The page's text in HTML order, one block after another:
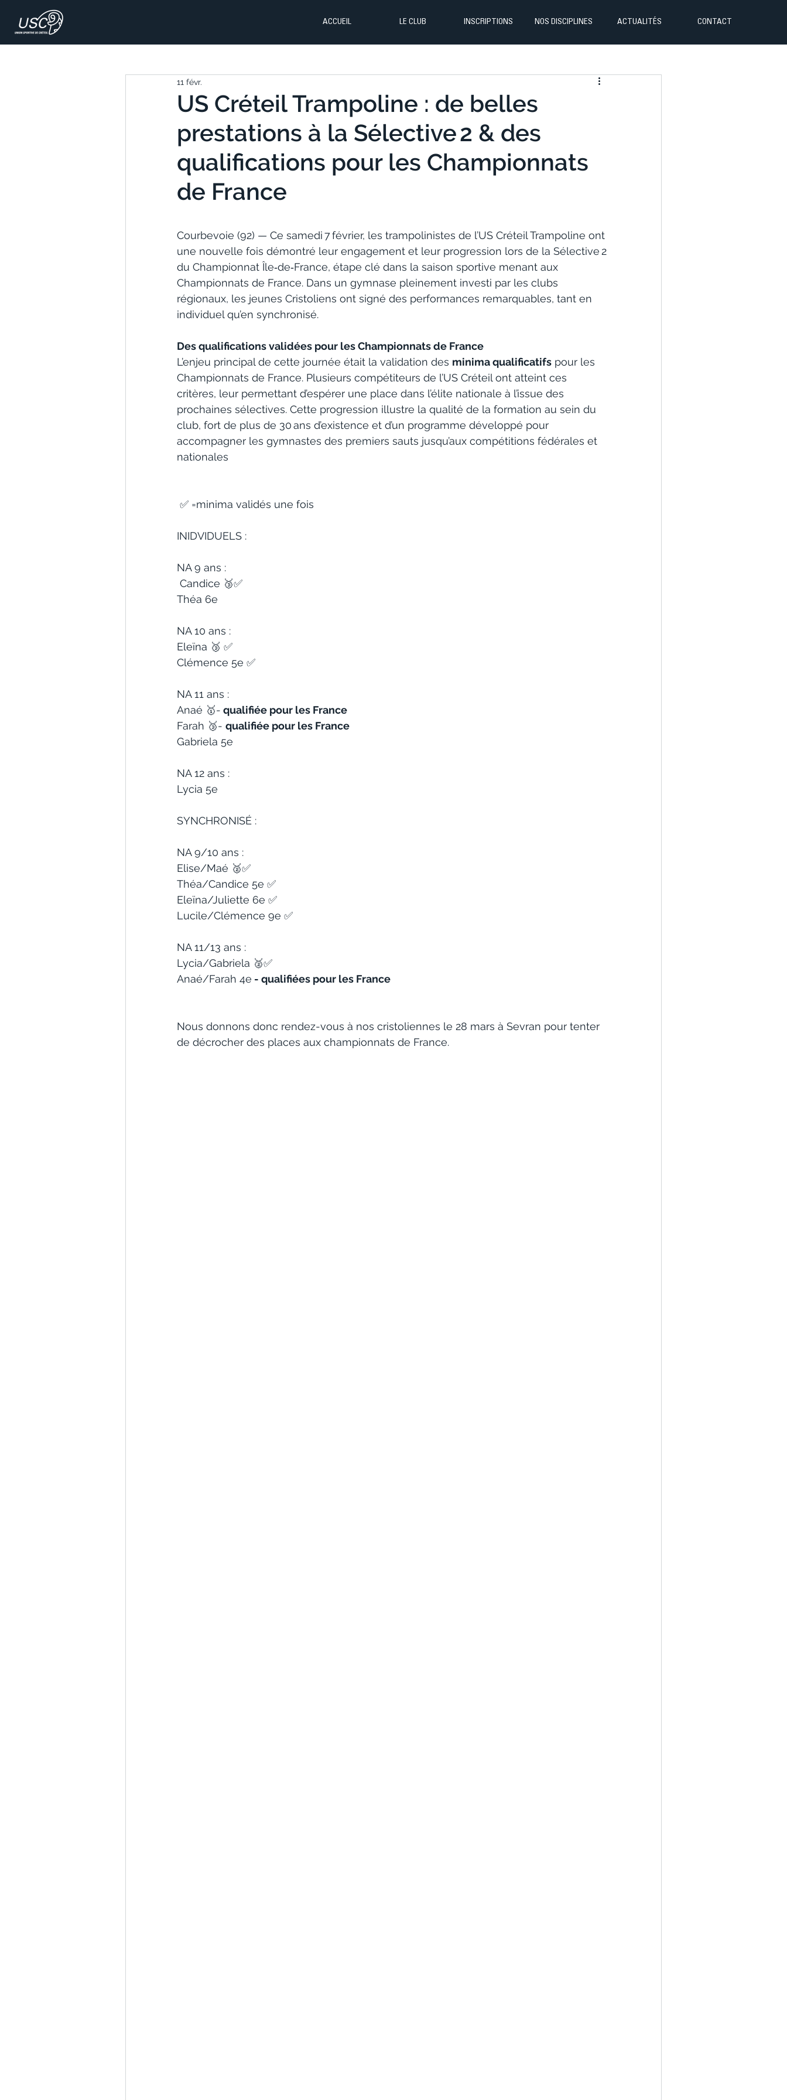
ACCUEIL LE CLUB INSCRIPTIONS NOS DISCIPLINES ACTUALITÉS CONTACT
US Créteil Trampoline : de belles
prestations à la Sélective 2 & des
qualifications pour les Championnats
de France
11 févr.
Courbevoie (92) — Ce samedi 7 février, les trampolinistes de l’US Créteil Trampoline ont
une nouvelle fois démontré leur engagement et leur progression lors de la Sélective 2
du Championnat Île‑de‑France, étape clé dans la saison sportive menant aux
Championnats de France. Dans un gymnase pleinement investi par les clubs
régionaux, les jeunes Cristoliens ont signé des performances remarquables, tant en
individuel qu’en synchronisé.
Des qualifications validées pour les Championnats de France
L’enjeu principal de cette journée était la validation des minima qualificatifs pour les
Championnats de France. Plusieurs compétiteurs de l’US Créteil ont atteint ces
critères, leur permettant d’espérer une place dans l’élite nationale à l’issue des
prochaines sélectives. Cette progression illustre la qualité de la formation au sein du
club, fort de plus de 30 ans d’existence et d’un programme développé pour
accompagner les gymnastes des premiers sauts jusqu’aux compétitions fédérales et
nationales
✅ =minima validés une fois
INIDVIDUELS :
NA 9 ans :
Candice 🥉✅
Théa 6e
NA 10 ans :
Eleïna 🥉 ✅
Clémence 5e ✅
NA 11 ans :
Anaé 🥇- qualifiée pour les France
Farah 🥉- qualifiée pour les France
Gabriela 5e
NA 12 ans :
Lycia 5e
SYNCHRONISÉ :
NA 9/10 ans :
Elise/Maé 🥈✅
Théa/Candice 5e ✅
Eleïna/Juliette 6e ✅
Lucile/Clémence 9e ✅
NA 11/13 ans :
Lycia/Gabriela 🥈✅
Anaé/Farah 4e - qualifiées pour les France
Nous donnons donc rendez-vous à nos cristoliennes le 28 mars à Sevran pour tenter
de décrocher des places aux championnats de France.